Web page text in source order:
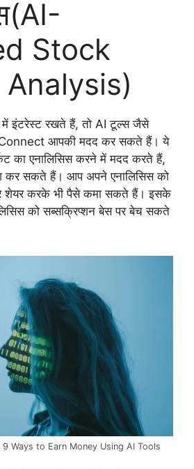
Stock
में इंटरेस्ट रखते हैं, तो AI टूल्स जैसे
आपकी मदद कर सकते हैं। ये
का एनालिसिस करने में मदद करते हैं,
कर सकते हैं। आप अपने एनालिसिस को
शेयर करके भी पैसे कमा सकते हैं। इसके
को सब्सक्रिप्शन बेस पर बेच सकते
Ways to Earn Money Using AI Tools